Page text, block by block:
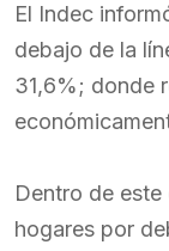
El Indec
debajo de la
31,6%; donde
Dentro de
hogares por